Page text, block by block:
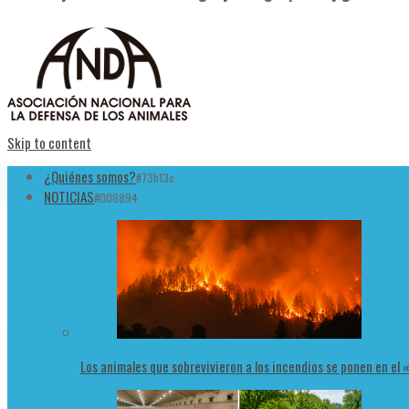
Skip to content
¿Quiénes somos?#73b13c
NOTICIAS#008894
Los animales que sobrevivieron a los incendios se ponen en